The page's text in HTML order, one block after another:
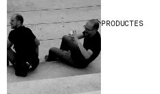
PRODUCTES